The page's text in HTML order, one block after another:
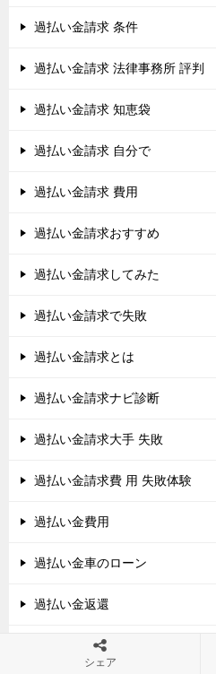
過払い金請求 条件
過払い金請求 法律事務所 評判
過払い金請求 知恵袋
過払い金請求 自分で
過払い金請求 費用
過払い金請求おすすめ
過払い金請求してみた
過払い金請求で失敗
過払い金請求とは
過払い金請求ナビ診断
過払い金請求大手 失敗
過払い金請求費 用 失敗体験
過払い金費用
過払い金車のローン
過払い金返還
過払い金返還請求
シェア